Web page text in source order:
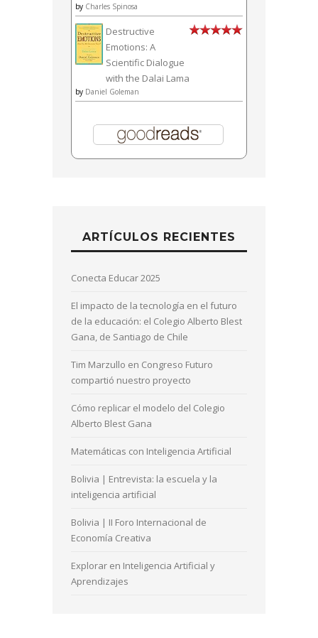
by Charles Spinosa
Destructive
Emotions: A
Scientific Dialogue
with the Dalai Lama
by Daniel Goleman
ARTÍCULOS RECIENTES
Conecta Educar 2025
El impacto de la tecnología en el futuro
de la educación: el Colegio Alberto Blest
Gana, de Santiago de Chile
Tim Marzullo en Congreso Futuro
compartió nuestro proyecto
Cómo replicar el modelo del Colegio
Alberto Blest Gana
Matemáticas con Inteligencia Artificial
Bolivia | Entrevista: la escuela y la
inteligencia artificial
Bolivia | II Foro Internacional de
Economía Creativa
Explorar en Inteligencia Artificial y
Aprendizajes